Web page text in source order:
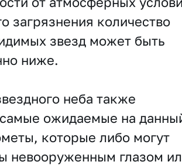
загрязнения количество
звезд может быть
ниже.
неба также
ожидаемые на
которые либо могут
невооруженным глазом